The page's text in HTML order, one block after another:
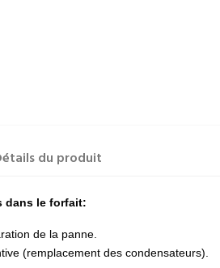
du produit
dans le forfait:
de la panne.
(remplacement des condensateurs).